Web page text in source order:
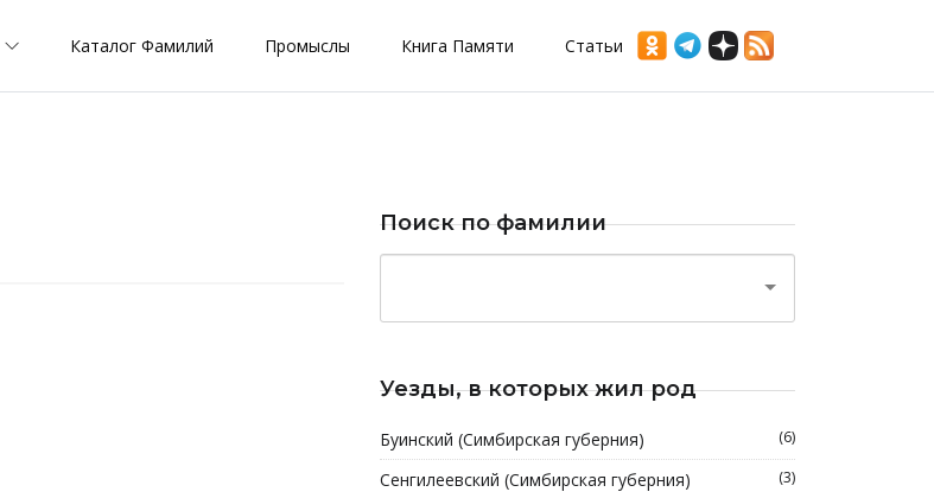
Каталог Фамилий Промыслы Книга Памяти Статьи
Поиск по фамилии
Уезды, в которых жил род
Буинский (Симбирская губерния) (6)
Сенгилеевский (Симбирская губерния) (3)